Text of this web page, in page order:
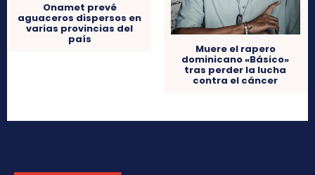
Onamet prevé
aguaceros dispersos en
varias provincias del
país
Muere el rapero
dominicano «Básico»
tras perder la lucha
contra el cáncer